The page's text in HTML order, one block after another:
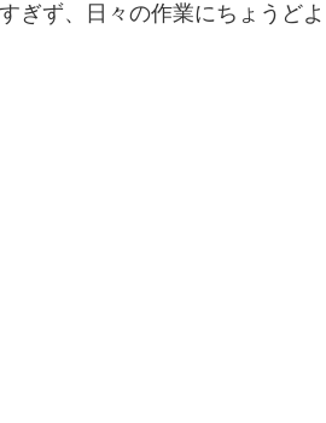
ぎず、日々の作業にちょうどよ